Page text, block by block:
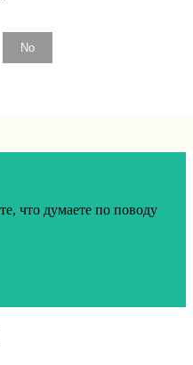
No
что думаете по поводу